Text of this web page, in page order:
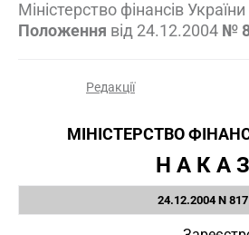
Міністерство фінансів України
Положення від 24.12.2004 №
Редакції
МІНІСТЕРСТВО
Н А К А З
24.12.2004 N 817